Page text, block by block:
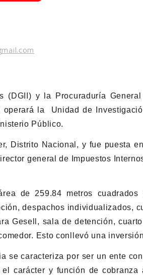
(DGII) y la Procuraduría
la Unidad de
Público.
Distrito Nacional, y fue puesta
general de Impuestos
de 259.84 metros cuadrados
despachos individualizados,
Gesell, sala de detención,
Esto conllevó una
se caracteriza por ser un ente
carácter y función de